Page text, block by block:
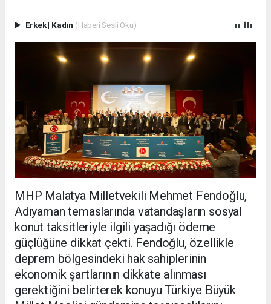
Erkek| Kadın (Haberi Sesli Oku)
MHP Malatya Milletvekili Mehmet Fendoğlu,
Adıyaman temaslarında vatandaşların sosyal
konut taksitleriyle ilgili yaşadığı ödeme
güçlüğüne dikkat çekti. Fendoğlu, özellikle
deprem bölgesindeki hak sahiplerinin
ekonomik şartlarının dikkate alınması
gerektiğini belirterek konuyu Türkiye Büyük